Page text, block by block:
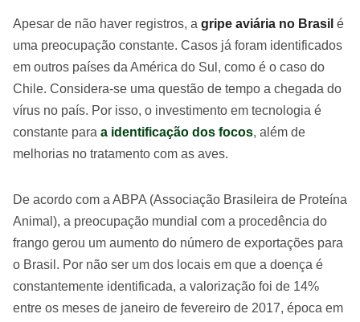
Apesar de não haver registros, a gripe aviária no Brasil é
uma preocupação constante. Casos já foram identificados
em outros países da América do Sul, como é o caso do
Chile. Considera-se uma questão de tempo a chegada do
vírus no país. Por isso, o investimento em tecnologia é
constante para a identificação dos focos, além de
melhorias no tratamento com as aves.
De acordo com a ABPA (Associação Brasileira de Proteína
Animal), a preocupação mundial com a procedência do
frango gerou um aumento do número de exportações para
o Brasil. Por não ser um dos locais em que a doença é
constantemente identificada, a valorização foi de 14%
entre os meses de janeiro de fevereiro de 2017, época em